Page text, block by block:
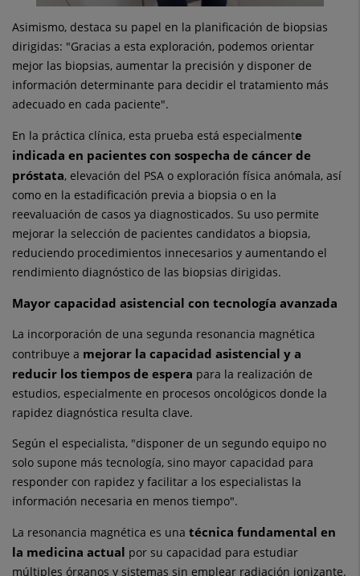
Asimismo, destaca su papel en la planificación de biopsias
dirigidas: "Gracias a esta exploración, podemos orientar
mejor las biopsias, aumentar la precisión y disponer de
información determinante para decidir el tratamiento más
adecuado en cada paciente".
En la práctica clínica, esta prueba está especialmente
indicada en pacientes con sospecha de cáncer de
próstata, elevación del PSA o exploración física anómala, así
como en la estadificación previa a biopsia o en la
reevaluación de casos ya diagnosticados. Su uso permite
mejorar la selección de pacientes candidatos a biopsia,
reduciendo procedimientos innecesarios y aumentando el
rendimiento diagnóstico de las biopsias dirigidas.
Mayor capacidad asistencial con tecnología avanzada
La incorporación de una segunda resonancia magnética
contribuye a mejorar la capacidad asistencial y a
reducir los tiempos de espera para la realización de
estudios, especialmente en procesos oncológicos donde la
rapidez diagnóstica resulta clave.
Según el especialista, "disponer de un segundo equipo no
solo supone más tecnología, sino mayor capacidad para
responder con rapidez y facilitar a los especialistas la
información necesaria en menos tiempo".
La resonancia magnética es una técnica fundamental en
la medicina actual por su capacidad para estudiar
múltiples órganos y sistemas sin emplear radiación ionizante.